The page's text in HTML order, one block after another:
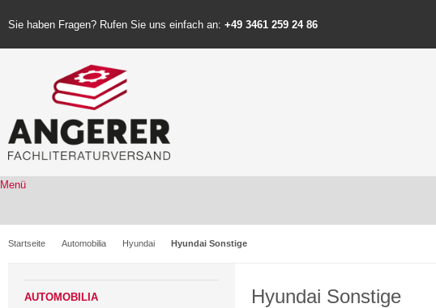
Sie haben Fragen? Rufen Sie uns einfach an: +49 3461 259 24 86
Menü
Startseite Automobilia Hyundai Hyundai Sonstige
Hyundai Sonstige
AUTOMOBILIA